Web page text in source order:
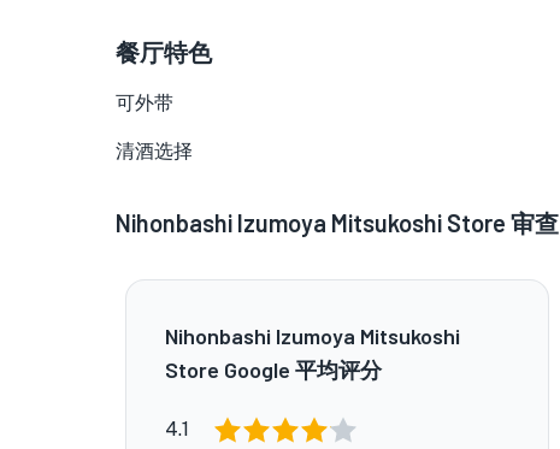
餐厅特色
可外带
清酒选择
Nihonbashi Izumoya Mitsukoshi Store 审查
Nihonbashi Izumoya Mitsukoshi
Store Google 平均评分
4.1